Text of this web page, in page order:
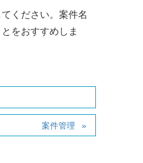
ください。案件名
をおすすめしま
案件管理